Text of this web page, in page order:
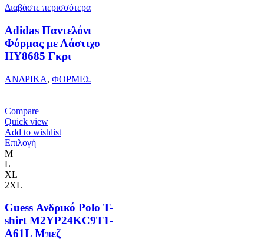
Διαβάστε περισσότερα
Adidas Παντελόνι
Φόρμας με Λάστιχο
HY8685 Γκρι
ΑΝΔΡΙΚΑ, ΦΟΡΜΕΣ
Compare
Quick view
Add to wishlist
ΕπιλογήΑυτό
Οι
επιλογές
μπορούν
να
M
L
XL
2XL
Guess Ανδρικό Polo T-
shirt M2YP24KC9T1-
A61L Μπεζ